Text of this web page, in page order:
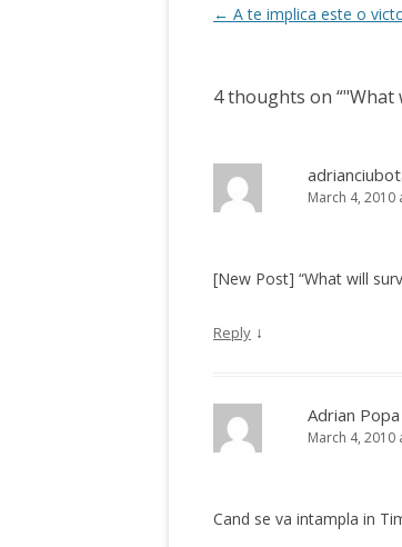
Post
← A te implica este o
4 thoughts on “"What
March 4, 2010
[New Post] “What will
Reply ↓
Adrian Popa
March 4, 2010
Cand se va intampla in